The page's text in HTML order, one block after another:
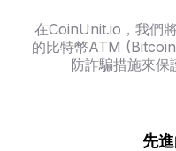
在CoinUnit.io，我們
的比特幣ATM
防詐騙措施來保
先